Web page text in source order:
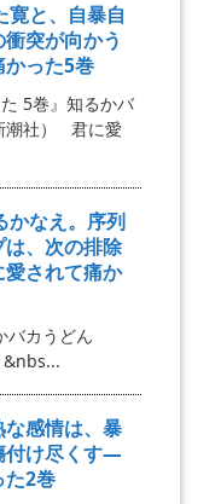
寛と、自暴自
突が向かう
った5巻
5巻』知るかバ
潮社） 君に愛
かなえ。序列
、次の排除
されて痛か
バカうどん
&nbs...
感情は、暴
付け尽くす―
た2巻